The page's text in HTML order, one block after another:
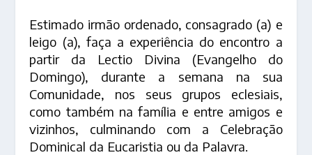
Estimado irmão ordenado, consagrado (a) e
leigo (a), faça a experiência do encontro a
partir da Lectio Divina (Evangelho do
Domingo), durante a semana na sua
Comunidade, nos seus grupos eclesiais,
como também na família e entre amigos e
vizinhos, culminando com a Celebração
Dominical da Eucaristia ou da Palavra.